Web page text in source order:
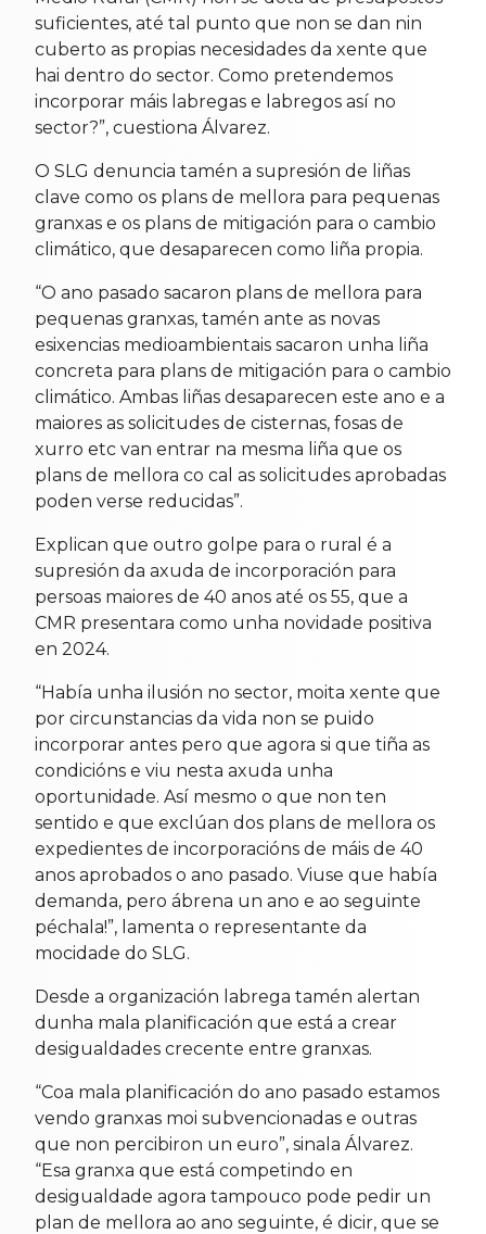
suficientes, até tal punto que non se dan nin
cuberto as propias necesidades da xente que
hai dentro do sector. Como pretendemos
incorporar máis labregas e labregos así no
sector?”, cuestiona Álvarez.
O SLG denuncia tamén a supresión de liñas
clave como os plans de mellora para pequenas
granxas e os plans de mitigación para o cambio
climático, que desaparecen como liña propia.
“O ano pasado sacaron plans de mellora para
pequenas granxas, tamén ante as novas
esixencias medioambientais sacaron unha liña
concreta para plans de mitigación para o cambio
climático. Ambas liñas desaparecen este ano e a
maiores as solicitudes de cisternas, fosas de
xurro etc van entrar na mesma liña que os
plans de mellora co cal as solicitudes aprobadas
poden verse reducidas”.
Explican que outro golpe para o rural é a
supresión da axuda de incorporación para
persoas maiores de 40 anos até os 55, que a
CMR presentara como unha novidade positiva
en 2024.
“Había unha ilusión no sector, moita xente que
por circunstancias da vida non se puido
incorporar antes pero que agora si que tiña as
condicións e viu nesta axuda unha
oportunidade. Así mesmo o que non ten
sentido e que exclúan dos plans de mellora os
expedientes de incorporacións de máis de 40
anos aprobados o ano pasado. Viuse que había
demanda, pero ábrena un ano e ao seguinte
péchala!”, lamenta o representante da
mocidade do SLG.
Desde a organización labrega tamén alertan
dunha mala planificación que está a crear
desigualdades crecente entre granxas.
“Coa mala planificación do ano pasado estamos
vendo granxas moi subvencionadas e outras
que non percibiron un euro”, sinala Álvarez.
“Esa granxa que está competindo en
desigualdade agora tampouco pode pedir un
plan de mellora ao ano seguinte, é dicir, que se